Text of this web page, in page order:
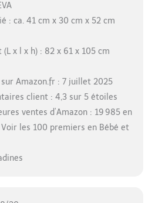
: ca. 41 cm x 30 cm x 52 cm
x l x h) : 82 x 61 x 105 cm
Amazon.fr : 7 juillet 2025
client : 4,3 sur 5 étoiles
ventes d’Amazon : 19 985 en
les 100 premiers en Bébé et